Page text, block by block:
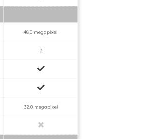
48,0 megapixel
3
32,0 megapixel